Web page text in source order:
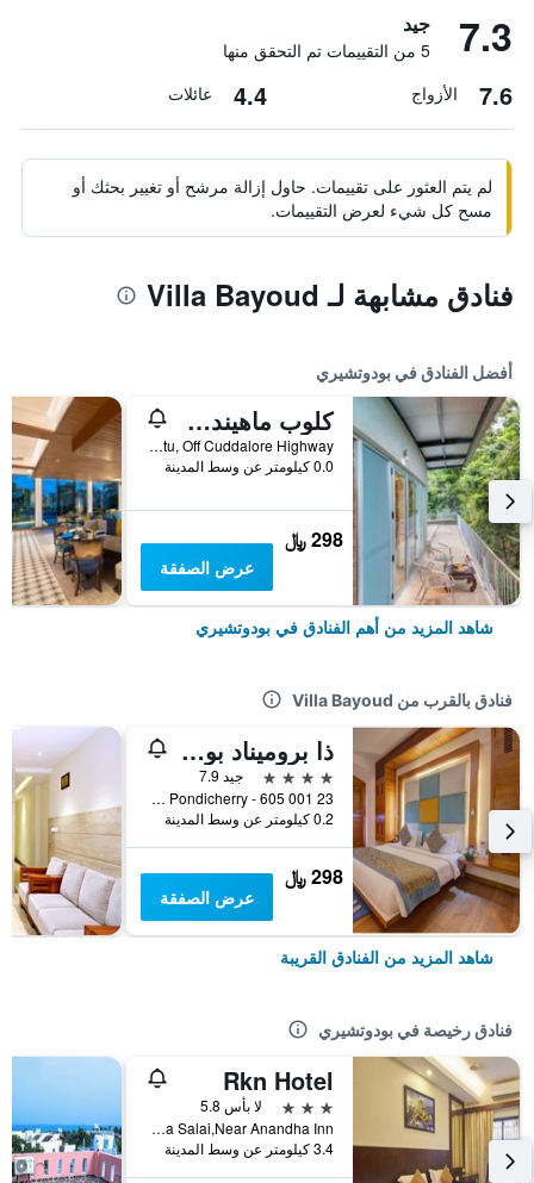
7.3 جيد
5 من التقييمات تم التحقق منها
7.6 الأزواج 4.4 عائلات
لم يتم العثور على تقييمات. حاول إزالة مرشح أو تغيير بحثك أو
مسح كل شيء لعرض التقييمات.
فنادق مشابهة لـ Villa Bayoud
أفضل الفنادق في بودوتشيري
كلوب ماهيندرا بودوتشيري
Manapattu, Off Cuddalore Highway, بودوتشيري, الهند
0.0 كيلومتر عن وسط المدينة
298 ﷼
عرض الصفقة
شاهد المزيد من أهم الفنادق في بودوتشيري
فنادق بالقرب من Villa Bayoud
ذا بروميناد بونديتشيري
4 نجوم
جيد 7.9
23 Goubert Avenue Pondicherry - 605 001, بودوتشيري, الهند
0.2 كيلومتر عن وسط المدينة
298 ﷼
عرض الصفقة
شاهد المزيد من الفنادق القريبة
فنادق رخيصة في بودوتشيري
Rkn Hotel
3 نجوم
لا بأس 5.8
Anna Salai,Near Anandha Inn, بودوتشيري, الهند
3.4 كيلومتر عن وسط المدينة